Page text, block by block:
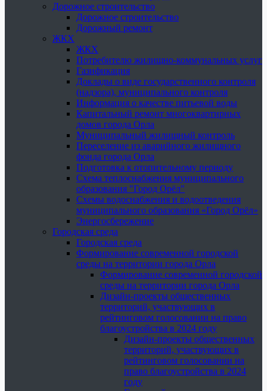
Дорожное строительство
Дорожное строительство
Дорожный ремонт
ЖКХ
ЖКХ
Потребителю жилищно-коммунальных услуг
Газификация
Доклады о виде государственного контроля
(надзора), муниципального контроля
Информация о качестве питьевой воды
Капитальный ремонт многоквартирных
домов города Орла
Муниципальный жилищный контроль
Переселение из аварийного жилищного
фонда города Орла
Подготовка к отопительному периоду
Схема теплоснабжения муниципального
образования "Город Орёл"
Схемы водоснабжения и водоотведения
муниципального образования «Город Орёл»
Энергосбережение
Городская среда
Городская среда
Формирование современной городской
среды на территории города Орла
Формирование современной городской
среды на территории города Орла
Дизайн-проекты общественных
территорий, участвующих в
рейтинговом голосовании на право
благоустройства в 2024 году
Дизайн-проекты общественных
территорий, участвующих в
рейтинговом голосовании на
право благоустройства в 2024
году